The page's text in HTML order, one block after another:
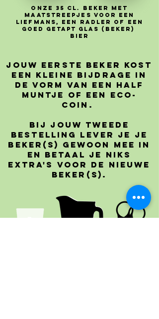
Onze 35 cl. beker met
maatstreepjes voor een
Liefmans, een Radler of een
goed getapt glas (beker)
bier
Jouw eerste beker kost
een kleine bijdrage in
de vorm van een half
muntje of een ECO-
COIN.
BIj jouw tweede
bestelling lever je je
beker(s) gewoon mee in
en betaal je niks
extra's voor de nieuwe
beker(s).